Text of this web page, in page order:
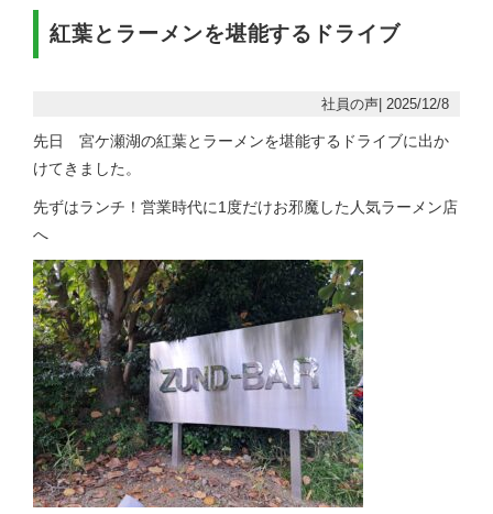
紅葉とラーメンを堪能するドライブ
社員の声| 2025/12/8
先日 宮ケ瀬湖の紅葉とラーメンを堪能するドライブに出か
けてきました。
先ずはランチ！営業時代に1度だけお邪魔した人気ラーメン店
へ